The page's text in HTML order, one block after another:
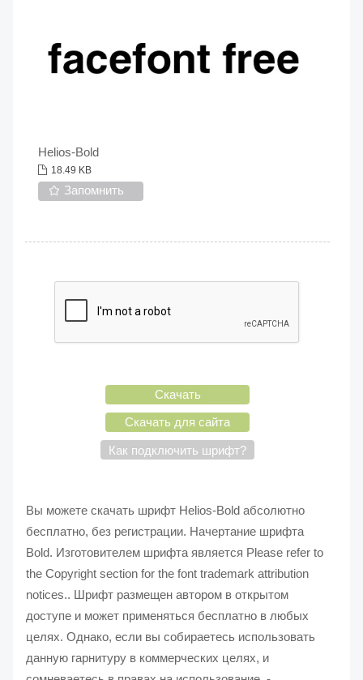
Helios-Bold
18.49 KB
Запомнить
Скачать
Скачать для сайта
Как подключить шрифт?
Вы можете скачать шрифт Helios-Bold абсолютно
бесплатно, без регистрации. Начертание шрифта
Bold. Изготовителем шрифта является Please refer to
the Copyright section for the font trademark attribution
notices.. Шрифт размещен автором в открытом
доступе и может применяться бесплатно в любых
целях. Однако, если вы собираетесь использовать
данную гарнитуру в коммерческих целях, и